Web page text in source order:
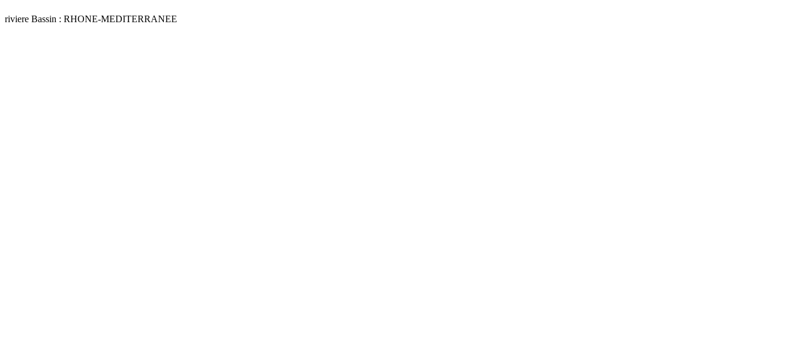
riviere Bassin : RHONE-MEDITERRANEE